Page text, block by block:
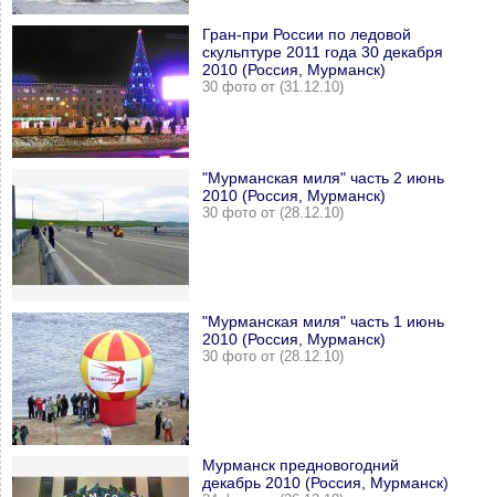
Гран-при России по ледовой
скульптуре 2011 года 30 декабря
2010 (Россия, Мурманск)
30 фото от (31.12.10)
"Мурманская миля" часть 2 июнь
2010 (Россия, Мурманск)
30 фото от (28.12.10)
"Мурманская миля" часть 1 июнь
2010 (Россия, Мурманск)
30 фото от (28.12.10)
Мурманск предновогодний
декабрь 2010 (Россия, Мурманск)